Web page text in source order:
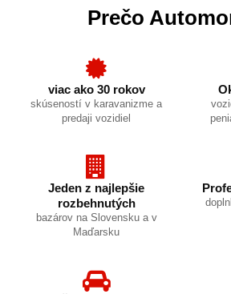
Prečo
viac ako 30 rokov
skúseností v karavanizme a
predaji vozidiel
Jeden z najlepšie
rozbehnutých
bazárov na Slovensku a v
Maďarsku